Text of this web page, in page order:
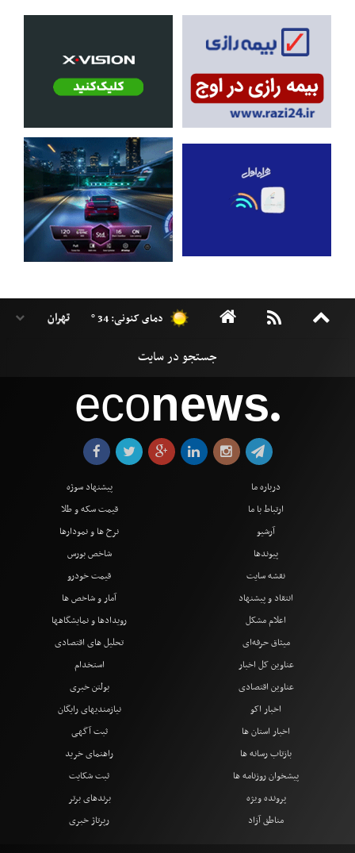
دمای کنونی: 34 °
econews●
درباره ما
ارتباط با ما
آرشیو
پیوندها
نقشه سایت
انتقاد و پیشنهاد
اعلام مشکل
میثاق حرفه‌ای
پیشنهاد سوژه
قیمت سکه و طلا
نرخ ها و نمودارها
شاخص بورس
قیمت خودرو
آمار و شاخص ها
رویدادها و نمایشگاهها
تحلیل های اقتصادی
عناوین کل اخبار
عناوین اقتصادی
اخبار اکو
اخبار استان ها
بازتاب رسانه ها
پیشخوان روزنامه ها
پرونده ویژه
مناطق آزاد
استخدام
بولتن خبری
نیازمندیهای رایگان
ثبت آگهی
راهنمای خرید
ثبت شکایت
برندهای برتر
رپرتاژ خبری